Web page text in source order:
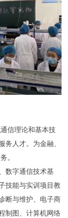
信理论和基本技
务人才。为金融、
。
数字通信技术基
技能与实训项目教
断与维护、电子商
制图、计算机网络